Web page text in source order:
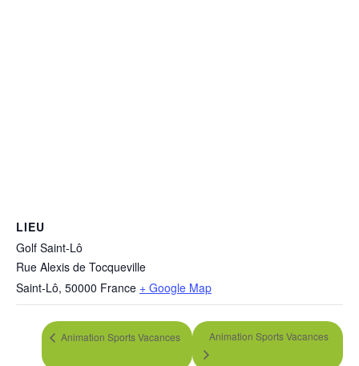
LIEU
Golf Saint-Lô
Rue Alexis de Tocqueville
Saint-Lô, 50000 France + Google Map
Animation Sports Vacances Animation Sports Vacances